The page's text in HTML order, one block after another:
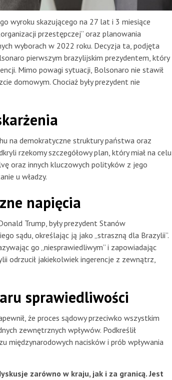
wyroku skazującego na 27 lat i 3 miesiące
przestępczej” oraz planowania
wyborach w 2022 roku. Decyzja ta, podjęta
pierwszym brazylijskim prezydentem, który
Mimo powagi sytuacji, Bolsonaro nie stawił
domowym. Chociaż były prezydent nie
na demokratyczne struktury państwa oraz
rzekomy szczegółowy plan, który miał na celu
oraz innych kluczowych polityków z jego
u władzy.
napięcia
Trump, były prezydent Stanów
sądu, określając ją jako „straszną dla Brazylii”.
go „niesprawiedliwym” i zapowiadając
odrzucił jakiekolwiek ingerencje z zewnątrz,
sprawiedliwości
że proces sądowy przeciwko wszystkim
zewnętrznych wpływów. Podkreślił
międzynarodowych nacisków i prób wpływania
zarówno w kraju, jak i za granicą. Jest